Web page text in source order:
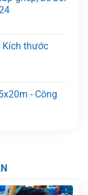
Kích thước
- Công